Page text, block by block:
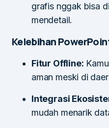
grafis nggak bisa
mendetail.
Kelebihan
Fitur Offline:
aman meski di
Integrasi
mudah menarik